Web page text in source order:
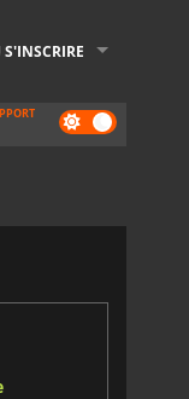
Dark
mode